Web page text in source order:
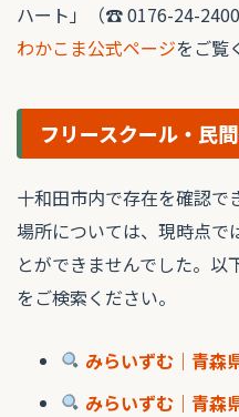
ハート」（☎ 0176-24-
わかこま公式ページをご覧
フリースクール・民
十和田市内で存在を確認で
場所については、現時点で
とができませんでした。
をご検索ください。
みらいずむ｜青森
みらいずむ｜青森